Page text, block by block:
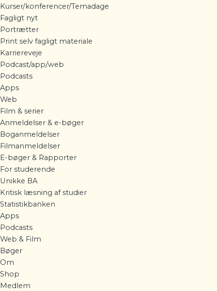
Kurser/konferencer/Temadage
Fagligt nyt
Portrætter
Print selv fagligt materiale
Karriereveje
Podcast/app/web
Podcasts
Apps
Web
Film & serier
Anmeldelser & e-bøger
Boganmeldelser
Filmanmeldelser
E-bøger & Rapporter
For studerende
Unikke BA
Kritisk læsning af studier
Statistikbanken
Apps
Podcasts
Web & Film
Bøger
Om
Shop
Medlem